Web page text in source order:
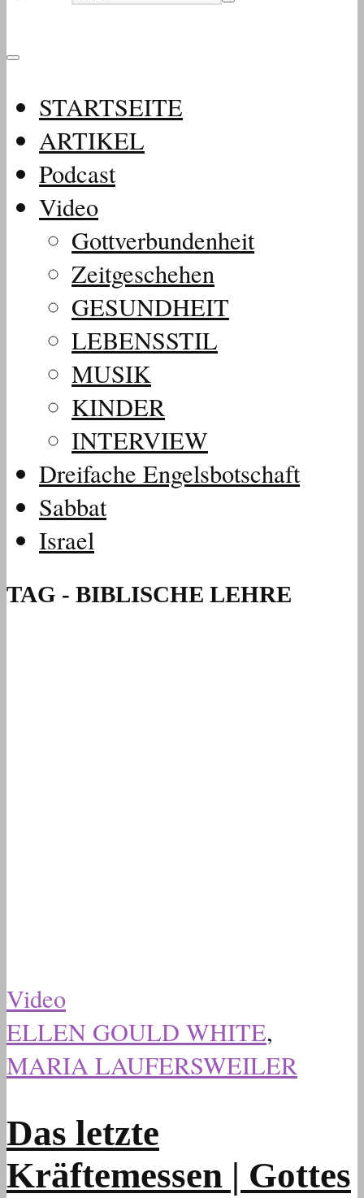
STARTSEITE
ARTIKEL
Podcast
Video
Gottverbundenheit
Zeitgeschehen
GESUNDHEIT
LEBENSSTIL
MUSIK
KINDER
INTERVIEW
Dreifache Engelsbotschaft
Sabbat
Israel
TAG - BIBLISCHE LEHRE
Video
ELLEN GOULD WHITE,
MARIA LAUFERSWEILER
Das letzte
Kräftemessen | Gottes